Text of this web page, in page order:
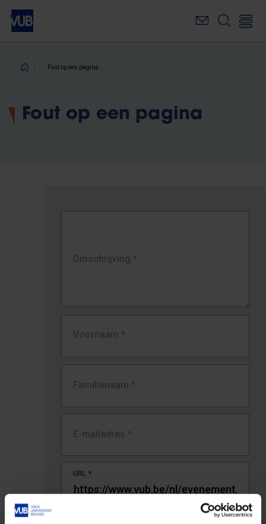
Overslaan
naar
inhoudKruimelpad
Fout op een pagina
Fout op een pagina
Omschrijving *
Voornaam *
Familienaam *
E-mailadres *
URL *
De volledige URL van de pagina waar je de fout zag.